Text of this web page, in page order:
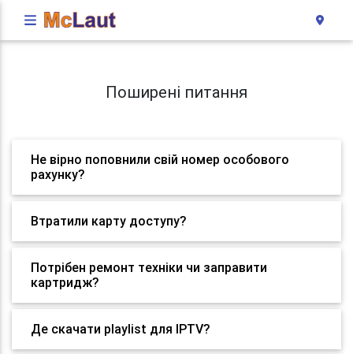
Поширені питання
Не вірно поповнили свій номер особового
рахунку?
Втратили карту доступу?
Потрібен ремонт техніки чи заправити
картридж?
Де скачати playlist для IPTV?